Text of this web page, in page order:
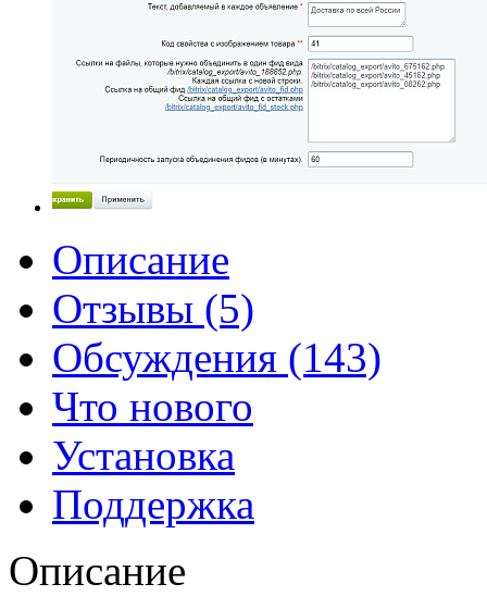
Описание
Отзывы (5)
Обсуждения (143)
Что нового
Установка
Поддержка
Описание